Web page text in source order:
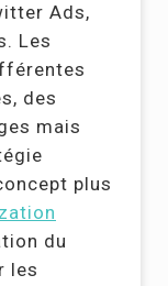
Ads,
Les
des
mais
plus
du
les